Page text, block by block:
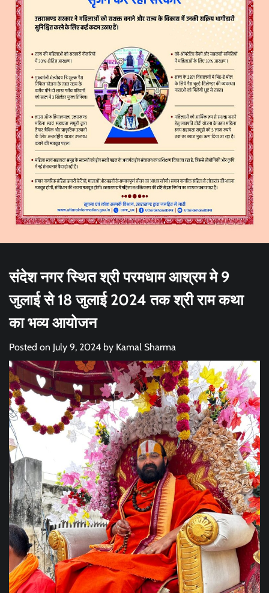
संदेश नगर स्थित श्री परमधाम आश्रम मे 9
जुलाई से 18 जुलाई 2024 तक श्री राम कथा
का भव्य आयोजन
Posted on July 9, 2024 by Kamal Sharma